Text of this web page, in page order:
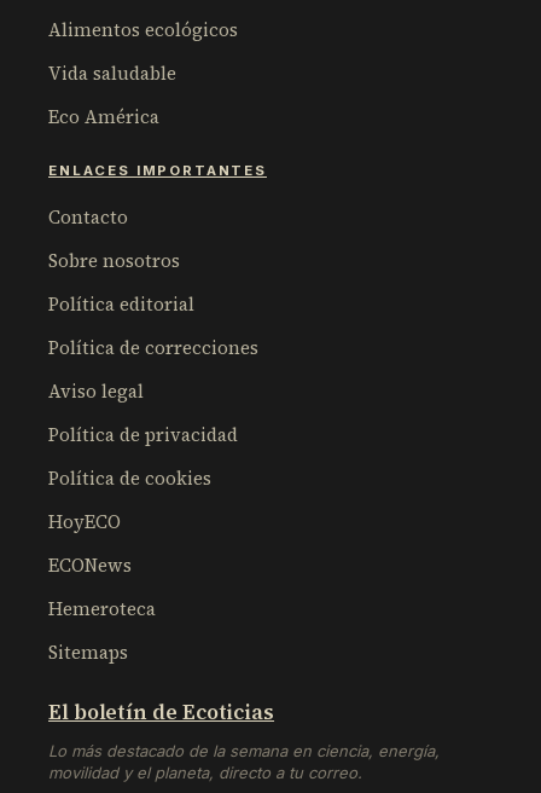
Alimentos ecológicos
Vida saludable
Eco América
ENLACES IMPORTANTES
Contacto
Sobre nosotros
Política editorial
Política de correcciones
Aviso legal
Política de privacidad
Política de cookies
HoyECO
ECONews
Hemeroteca
Sitemaps
El boletín de Ecoticias
Lo más destacado de la semana en ciencia, energía,
movilidad y el planeta, directo a tu correo.